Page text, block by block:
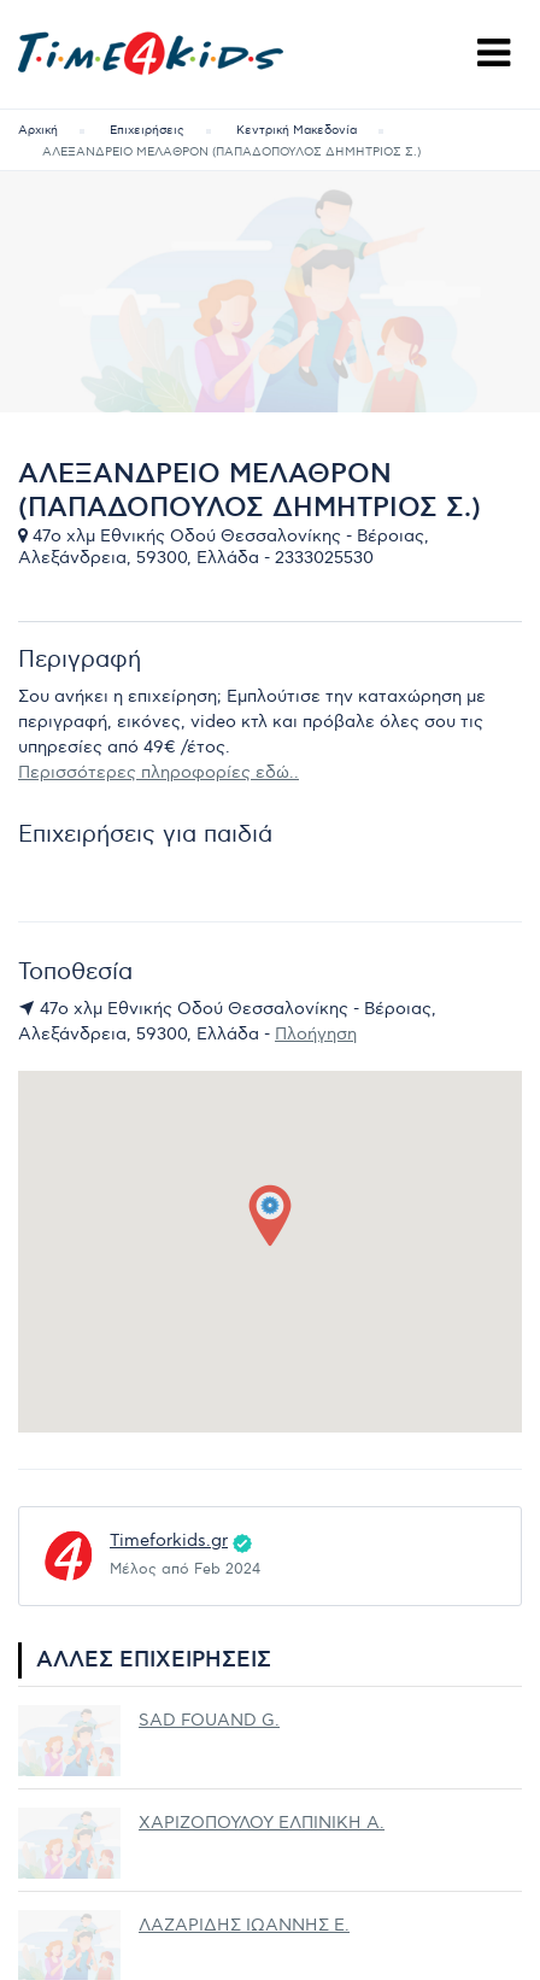
Αρχική Επιχειρήσεις
Κεντρική Μακεδονία
ΑΛΕΞΑΝΔΡΕΙΟ ΜΕΛΑΘΡΟΝ (ΠΑΠΑΔΟΠΟΥΛΟΣ ΔΗΜΗΤΡΙΟΣ Σ.)
ΑΛΕΞΑΝΔΡΕΙΟ ΜΕΛΑΘΡΟΝ
(ΠΑΠΑΔΟΠΟΥΛΟΣ ΔΗΜΗΤΡΙΟΣ Σ.)
47ο χλμ Εθνικής Οδού Θεσσαλονίκης - Βέροιας,
Αλεξάνδρεια, 59300, Ελλάδα - 2333025530
Περιγραφή
Σου ανήκει η επιχείρηση; Εμπλούτισε την καταχώρηση με
περιγραφή, εικόνες, video κτλ και πρόβαλε όλες σου τις
υπηρεσίες από 49€ /έτος.
Περισσότερες πληροφορίες εδώ..
Επιχειρήσεις για παιδιά
Τοποθεσία
47ο χλμ Εθνικής Οδού Θεσσαλονίκης - Βέροιας,
Αλεξάνδρεια, 59300, Ελλάδα - Πλοήγηση
Timeforkids.gr
Μέλος από Feb 2024
ΆΛΛΕΣ ΕΠΙΧΕΙΡΉΣΕΙΣ
SAD FOUAND G.
ΧΑΡΙΖΟΠΟΥΛΟΥ ΕΛΠΙΝΙΚΗ Α.
ΛΑΖΑΡΙΔΗΣ ΙΩΑΝΝΗΣ Ε.